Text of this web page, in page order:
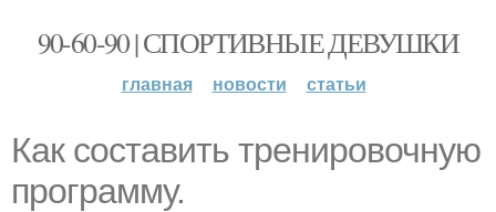
90-60-90 | СПОРТИВНЫЕ ДЕВУШКИ
главная новости статьи
Как составить тренировочную
программу.